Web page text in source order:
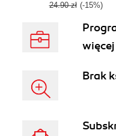
24.90 zł (-15%)
Brak